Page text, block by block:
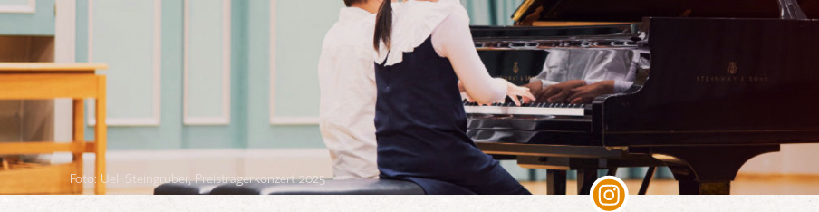
Foto: Ueli Steingruber, Preisträgerkonzert 2025